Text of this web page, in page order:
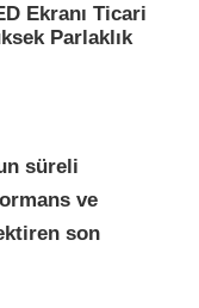
Ekranı Ticari
Parlaklık
süreli
ve
son